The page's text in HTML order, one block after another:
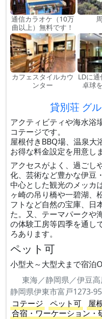
通信カラオケ（10万
曲以上）無料です！
カフェスタイルカウ
ンター
LDに
卓球
貸別荘 グ
アクティビティや海水浴
コテージです。
屋根付きBBQ場、温泉大
お得な料金設定を用意し
アクセスがよく、過ごし
化、芸術など豊かな伊豆
中心とした観光のメッカ
ヶ崎の吊り橋や一碧湖、
フトなど自然の宝庫、日
た。又、テーマパークや
の体験工房等四季を通し
ろあります。
ペット可
小型犬～大型犬まで宿泊
東海／静岡県／伊豆高
静岡県伊東市富戸1273-95
コテージ
ペット可 屋
合宿・ワーケーション・